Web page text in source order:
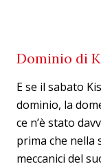
Dominio di
E se il sabato
dominio, la
ce n’è stato
prima che nella
meccanici del